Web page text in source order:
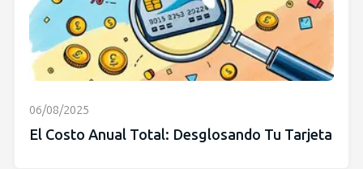
06/08/2025
El Costo Anual Total: Desglosando Tu Tarjeta